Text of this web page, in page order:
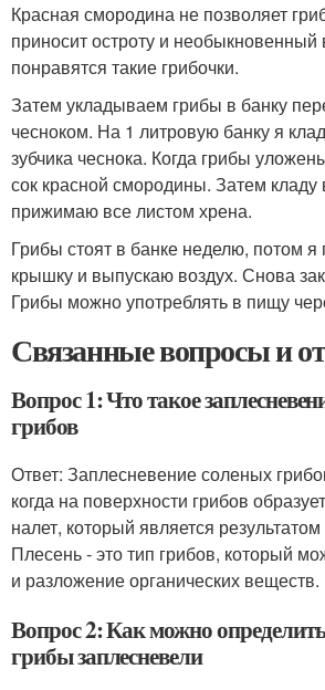
Красная смородина не позволяет
приносит остроту и необыкновенный
понравятся такие грибочки.
Затем укладываем грибы в банку
чесноком. На 1 литровую банку я
зубчика чеснока. Когда грибы
сок красной смородины. Затем кладу
прижимаю все листом хрена.
Грибы стоят в банке неделю, потом
крышку и выпускаю воздух. Снова
Грибы можно употреблять в пищу
Связанные вопросы и
Вопрос 1: Что такое
грибов
Ответ: Заплесневение соленых
когда на поверхности грибов
налет, который является
Плесень - это тип грибов, который
и разложение органических веществ.
Вопрос 2: Как можно
грибы заплесневели